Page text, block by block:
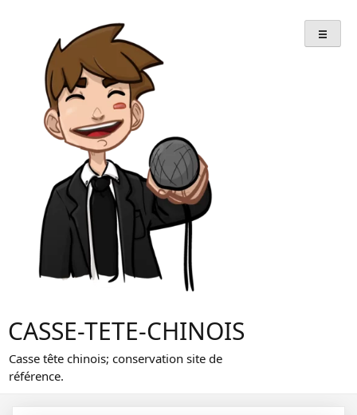
CASSE-TETE-CHINOIS
Casse tête chinois; conservation site de
référence.